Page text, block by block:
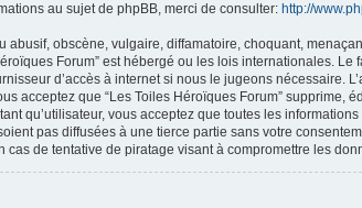
au sujet de phpBB, merci de consulter: http://
abusif, obscène, vulgaire, diffamatoire, choquant,
Forum” est hébergé ou les lois internationales.
d’accès à internet si nous le jugeons nécessaire.
acceptez que “Les Toiles Héroïques Forum” supprime,
qu’utilisateur, vous acceptez que toutes les
pas diffusées à une tierce partie sans votre
de tentative de piratage visant à compromettre les